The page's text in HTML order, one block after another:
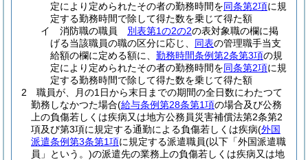
定により定められたその者の勤務時間を同条第2項に規
定する勤務時間で除して得た数を乗じて得た額
イ
消防職の職員 別表第1の2の2の表対象職の欄に掲
げる当該職員の職の区分に応じ、 同表の管理職手当支
給額の欄に定める額に、 勤務時間条例第2条第3項の規
定により定められたその者の勤務時間を同条第2項に規
定する勤務時間で除して得た数を乗じて得た額
2
職員が、月の1日から末日までの期間の全日数にわたつて
勤務しなかつた場合(給与条例第28条第1項の場合及び公務
上の負傷若しくは疾病又は地方公務員災害補償法第2条第2
項及び第3項に規定する通勤による負傷若しくは疾病(外国
派遣条例第3条第1項に規定する派遣職員(以下「外国派遣職
員」という。)の派遣先の業務上の負傷若しくは疾病又は地